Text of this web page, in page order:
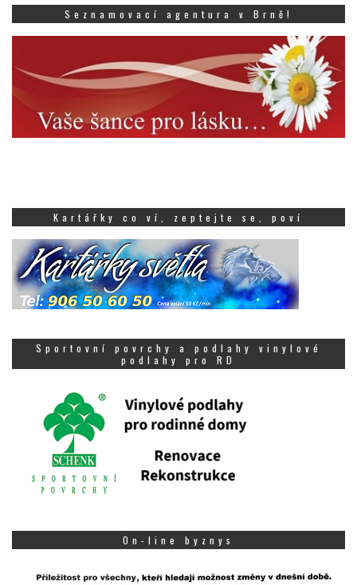
Seznamovací agentura v Brně!
Kartářky co ví, zeptejte se, poví
Sportovní povrchy a podlahy vinylové
podlahy pro RD
On-line byznys